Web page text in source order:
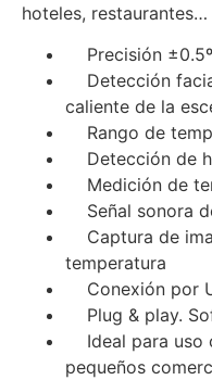
hoteles, restaurantes…
Precisión
Detección
caliente de la
Rango de
Detección de
Medición de
Señal sonora
Captura de
temperatura
Conexión por
Plug & play.
Ideal para uso
pequeños